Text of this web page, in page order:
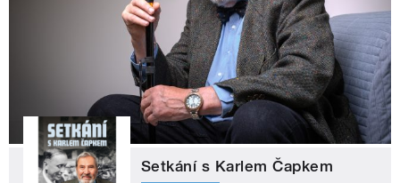
Setkání s Karlem Čapkem